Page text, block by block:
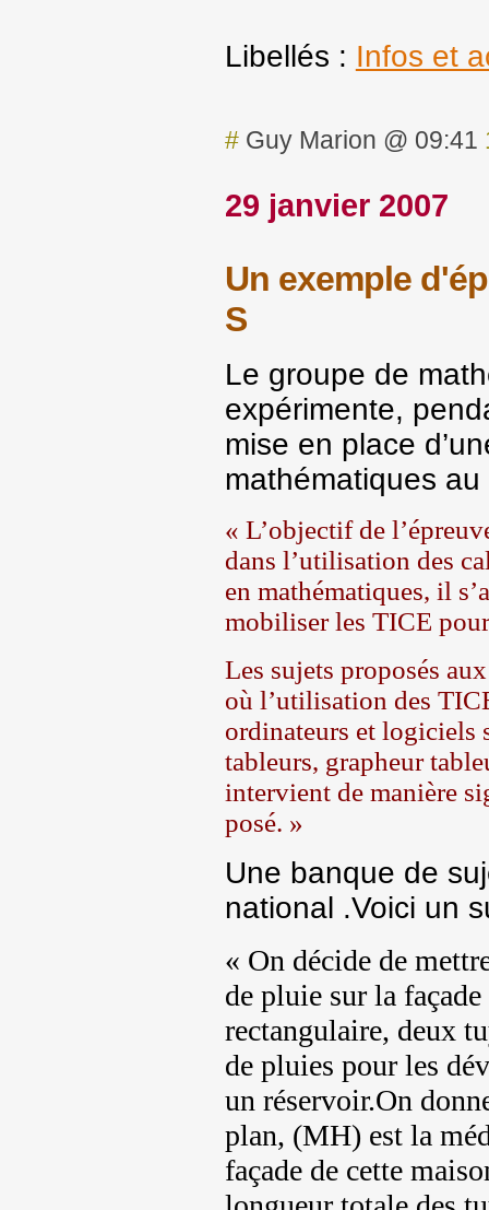
Libellés : Infos et
#Guy Marion @ 09:41
29 janvier 2007
Un exemple
S
Le groupe de
expérimente,
mise en place
mathématiques au
« L’objectif de
dans l’utilisation des
en mathématiques, il
mobiliser les TICE
Les sujets proposés
où l’utilisation des
ordinateurs et logiciels
tableurs, grapheur
intervient de manière
posé. »
Une banque de
national .Voici un
« On décide de
de pluie sur la
rectangulaire, deux
de pluies pour les
un réservoir.On
plan, (MH) est la
façade de cette